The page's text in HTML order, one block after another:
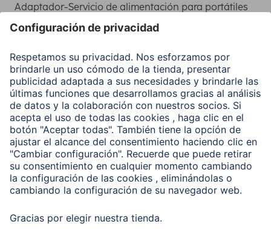
Adaptador-Servicio de alimentación para portátiles
Clientes online
Conviértete en distribuidor
Compañía
Historia de la empresa
Hama en todo el Mundo
Sostenibilidad